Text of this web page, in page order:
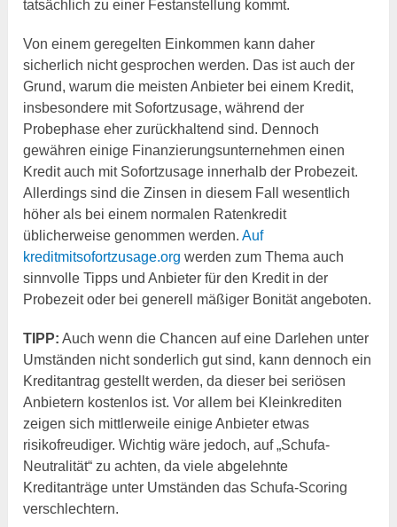
tatsächlich zu einer Festanstellung kommt.
Von einem geregelten Einkommen kann daher
sicherlich nicht gesprochen werden. Das ist auch der
Grund, warum die meisten Anbieter bei einem Kredit,
insbesondere mit Sofortzusage, während der
Probephase eher zurückhaltend sind. Dennoch
gewähren einige Finanzierungsunternehmen einen
Kredit auch mit Sofortzusage innerhalb der Probezeit.
Allerdings sind die Zinsen in diesem Fall wesentlich
höher als bei einem normalen Ratenkredit
üblicherweise genommen werden.Auf
kreditmitsofortzusage.org werden zum Thema auch
sinnvolle Tipps und Anbieter für den Kredit in der
Probezeit oder bei generell mäßiger Bonität angeboten.
TIPP: Auch wenn die Chancen auf eine Darlehen unter
Umständen nicht sonderlich gut sind, kann dennoch ein
Kreditantrag gestellt werden, da dieser bei seriösen
Anbietern kostenlos ist. Vor allem bei Kleinkrediten
zeigen sich mittlerweile einige Anbieter etwas
risikofreudiger. Wichtig wäre jedoch, auf „Schufa-
Neutralität“ zu achten, da viele abgelehnte
Kreditanträge unter Umständen das Schufa-Scoring
verschlechtern.